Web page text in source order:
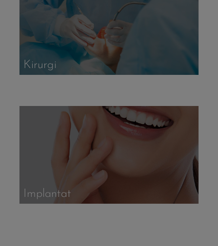
Kirurgi
Implantat